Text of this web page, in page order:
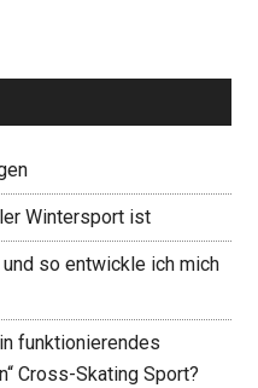
Wintersport ist
so entwickle ich mich
funktionierendes
Cross-Skating Sport?